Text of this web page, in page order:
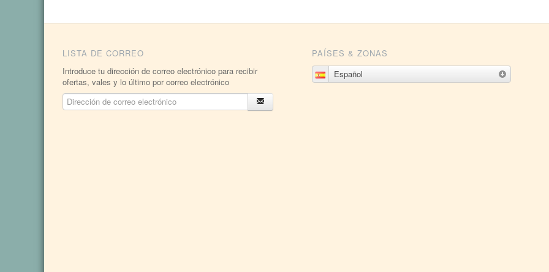
LISTA DE CORREO
Introduce tu dirección de correo electrónico para recibir
ofertas, vales y lo último por correo electrónico
PAÍSES & ZONAS
Español